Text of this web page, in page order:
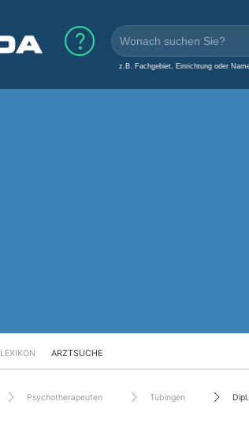
z.B. Fachgebiet, Einrichtung oder
LEXIKON ARZTSUCHE
Psychotherapeuten Tübingen